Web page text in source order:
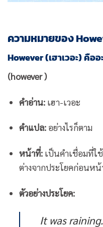
ความหมายของ
However (เฮาเวอะ) คืออ
(however )
คำอ่าน:เฮา-เวอะ
คำแปล:อย่างไรก็ตาม
หน้าที่:เป็นคำเชื่อมที่ใ
ต่างจากประโยคก่อนหน้
ตัวอย่างประโยค:
It was raining.